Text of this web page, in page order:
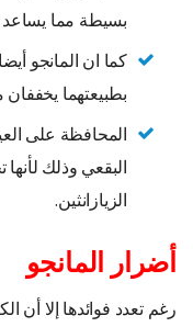
بسيطة مما
كما ان المانجو
بطبيعتهما
المحافظة على
البقعي وذلك
الزيازانثين.
أضرار المانجو
رغم تعدد فوائدها إلا أن